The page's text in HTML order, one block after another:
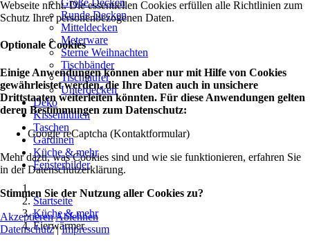
Große Decken
Runde Decken
Mitteldecken
Meterware
Sterne Weihnachten
Tischbänder
Tischläufer
Unterdecken
Deko
Kissenhüllen
Taschen
Gardinen
Küche & mehr
Fensterbilder
Startseite
Küche & mehr
Eierwärmer
Webseite nicht. Die essentiellen Cookies erfüllen alle Richtlinien zum
Schutz Ihrer personenbezogenen Daten.
Optionale Cookies
Einige Anwendungen können aber nur mit Hilfe von Cookies
gewährleistet werden, die Ihre Daten auch in unsichere
Drittstaaten weiterleiten könnten. Für diese Anwendungen gelten
deren Bestimmungen zum Datenschutz:
Google reCaptcha (Kontaktformular)
Mehr dazu, was Cookies sind und wie sie funktionieren, erfahren Sie
in der Datenschutzerklärung.
Stimmen Sie der Nutzung aller Cookies zu?
AkzeptierenAblehnen
Datenschutz|Impressum